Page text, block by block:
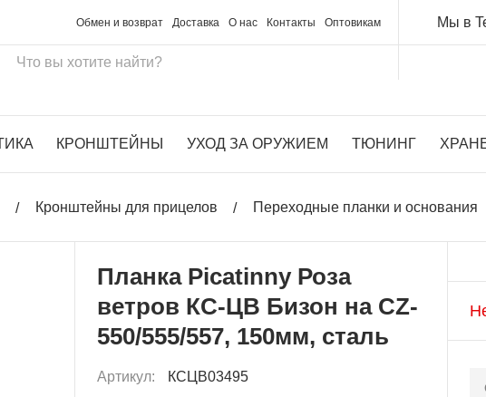
Обмен и возврат Доставка О нас Контакты Оптовикам Мы в
КРОНШТЕЙНЫ УХОД ЗА ОРУЖИЕМ ТЮНИНГ
Кронштейны для прицелов Переходные планки и основания
Планка Picatinny Роза
ветров КС-ЦВ Бизон на CZ-
550/555/557, 150мм, сталь
Артикул: КСЦВ03495